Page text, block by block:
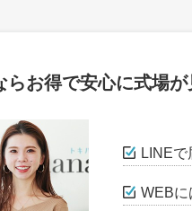
らお得で安心に式場が
LINE
WEBに